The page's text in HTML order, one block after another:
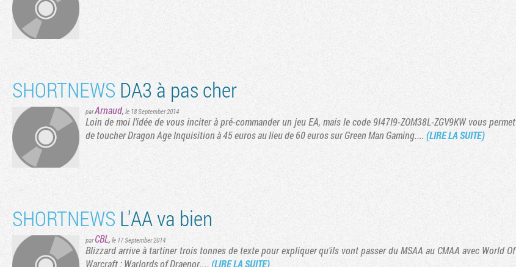
SHORTNEWS DA3 à pas cher
parArnaud, le 18 September 2014
Loin de moi l'idée de vous inciter à pré-commander un jeu EA, mais le code 9I47I9-ZOM38L-ZGV9KW vous permet
de toucher Dragon Age Inquisition à 45 euros au lieu de 60 euros sur Green Man Gaming.... (LIRE LA SUITE)
SHORTNEWS L'AA va bien
parCBL, le 17 September 2014
Blizzard arrive à tartiner trois tonnes de texte pour expliquer qu'ils vont passer du MSAA au CMAA avec World Of
Warcraft : Warlords of Draenor....(LIRE LA SUITE)